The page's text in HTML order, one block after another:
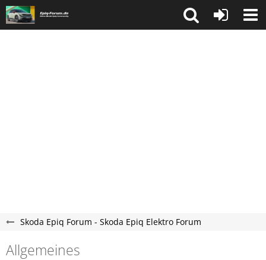
Skoda Epiq Forum - Skoda Epiq Elektro Forum
Allgemeines